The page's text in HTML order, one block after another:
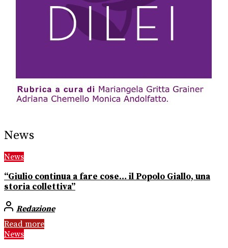
News
News
“Giulio continua a fare cose… il Popolo Giallo, una
storia collettiva”
Redazione
Read more
News